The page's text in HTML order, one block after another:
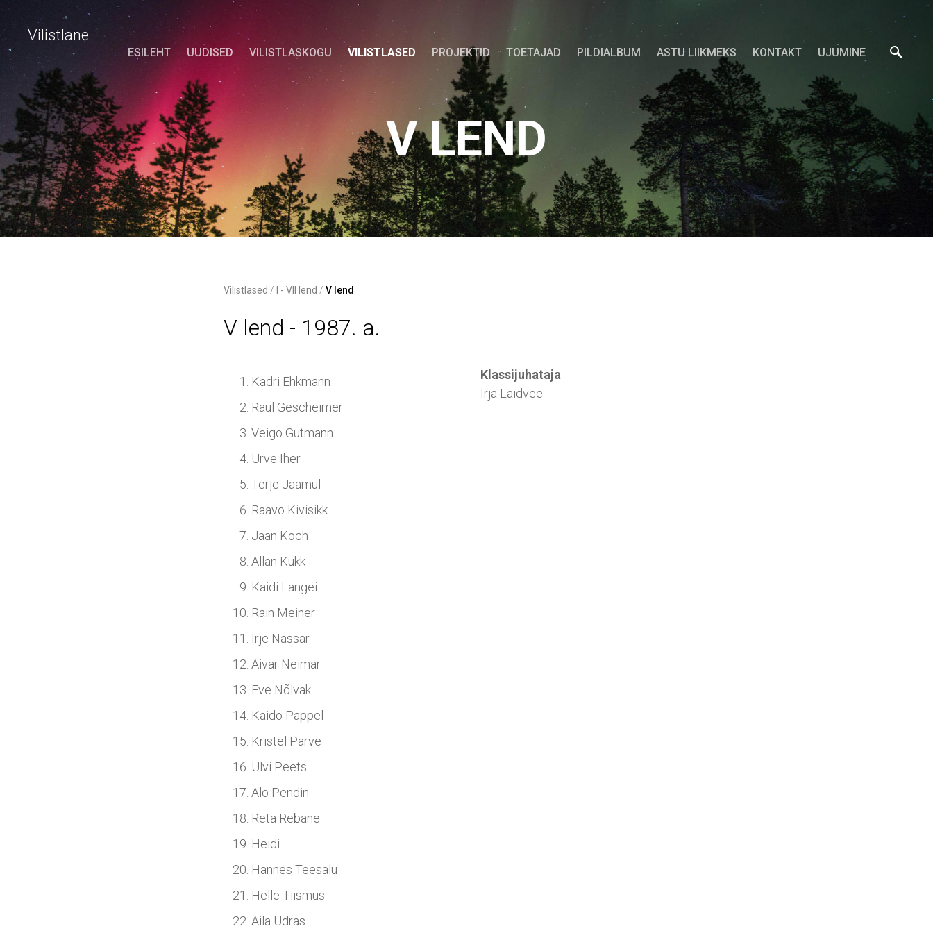
Vilistlane
ESILEHT UUDISED VILISTLASKOGU VILISTLASED PROJEKTID TOETAJAD PILDIALBUM ASTU LIIKMEKS KONTAKT UJUMINE
V LEND
Vilistlased / I - VII lend / V lend
V lend - 1987. a.
Kadri Ehkmann
Raul Gescheimer
Veigo Gutmann
Urve Iher
Terje Jaamul
Raavo Kivisikk
Jaan Koch
Allan Kukk
Kaidi Langei
Rain Meiner
Irje Nassar
Aivar Neimar
Eve Nõlvak
Kaido Pappel
Kristel Parve
Ulvi Peets
Alo Pendin
Reta Rebane
Heidi
Hannes Teesalu
Helle Tiismus
Aila Udras
Klassijuhataja
Irja Laidvee